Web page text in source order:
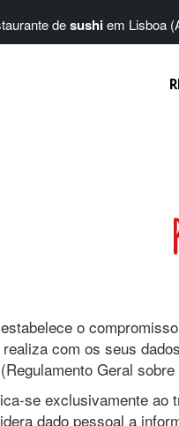
desushiem Lisboa
o
com os seus
Geral
se exclusivamente ao
dado pessoal a